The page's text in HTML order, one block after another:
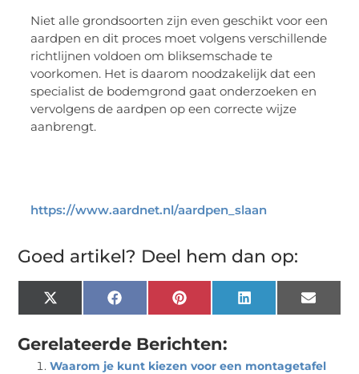
Niet alle grondsoorten zijn even geschikt voor een
aardpen en dit proces moet volgens verschillende
richtlijnen voldoen om bliksemschade te
voorkomen. Het is daarom noodzakelijk dat een
specialist de bodemgrond gaat onderzoeken en
vervolgens de aardpen op een correcte wijze
aanbrengt.
https://www.aardnet.nl/aardpen_slaan
Goed artikel? Deel hem dan op:
X
(Twitter)
FacebookPinterestLinkedInEmail
Gerelateerde Berichten:
Waarom je kunt kiezen voor een montagetafel